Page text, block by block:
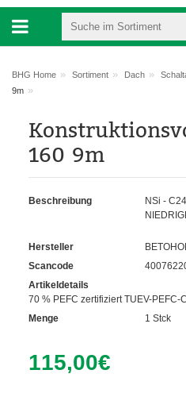
BHG Home » Sortiment » Dach »
9m »
160 9m
Beschreibung
NSi - C24
Hersteller
Scancode
Artikeldetails
70 % PEFC zertifiziert TUEV-PEFC-
Menge
1 Stck
115,00€